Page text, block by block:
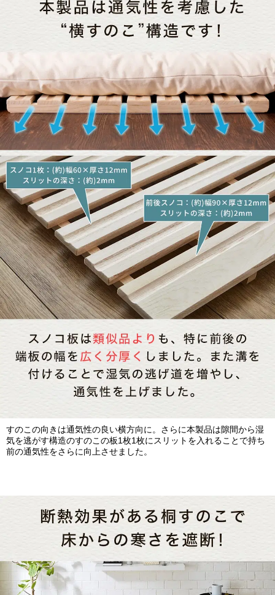
すのこの向きは通気性の良い横方向に。さらに本製品は隙間から湿
気を逃がす構造のすのこの板1枚1枚にスリットを入れることで持ち
前の通気性をさらに向上させました。